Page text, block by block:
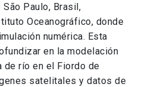
Paulo, Brasil,
Oceanográfico, donde
numérica. Esta
en la modelación
de río en el Fiordo de
satelitales y datos de